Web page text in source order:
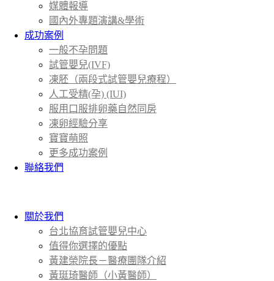
媒體報導
國內外專題演講&學術
成功案例
一般不孕問題
試管嬰兒(IVF)
凍胚（兩段式試管嬰兒療程）
人工受精(孕) (IUI)
服用口服排卵藥自然同房
凍卵經驗分享
寶寶萌照
更多成功案例
聯絡我們
關於我們
台北協育試管嬰兒中心
值得你選擇的優點
黃建榮院長－醫療團隊介紹
黃珽琦醫師（小黃醫師）